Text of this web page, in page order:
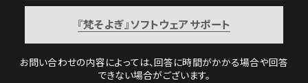
『梵そよぎ』ソフトウェアサポート
お問い合わせの内容によっては、回答に時間がかかる場合や回答
できない場合がございます。